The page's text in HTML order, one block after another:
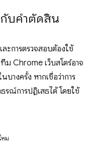
กับคำตัดสิน
ะการตรวจสอบต้องใช้
ม Chrome เว็บสโตร์อาจ
างครั้ง หากเชื่อว่าการ
ณ์การปฏิเสธได้ โดยใช้
ม